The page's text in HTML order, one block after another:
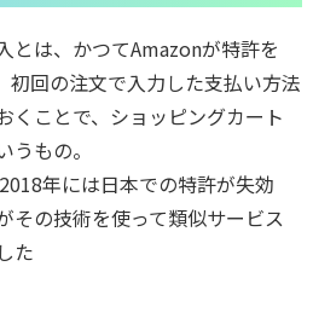
とは、かつてAmazonが特許を
初回の注文で入力した支払い方法
くことで、ショッピングカート
もの。
年には日本での特許が失効
その技術を使って類似サービス
た